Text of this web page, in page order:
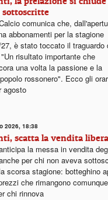
sottoscritte
comunica che,
abbonamenti per la stagione
è stato toccato il traguardo
risultato importante che
una volta la passione e la
rossonero". Ecco gli
agosto
2026, 18:38
scatta la vendita libera
la messa in vendita
per chi non aveva
scorsa stagione: botteghino
che rimangono
chi rinnova